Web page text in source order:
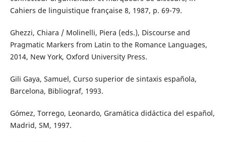
Cahiers de linguistique française 8, 1987, p. 69-79.
Ghezzi, Chiara / Molinelli, Piera (eds.), Discourse and
Pragmatic Markers from Latin to the Romance Languages,
2014, New York, Oxford University Press.
Gili Gaya, Samuel, Curso superior de sintaxis española,
Barcelona, Bibliograf, 1993.
Gómez, Torrego, Leonardo, Gramática didáctica del español,
Madrid, SM, 1997.